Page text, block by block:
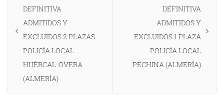
entradas
anterior:
DEFINITIVA
ADMITIDOS Y
EXCLUIDOS 2 PLAZAS
POLICÍA LOCAL
HUÉRCAL-OVERA
(ALMERÍA)
siguiente:
DEFINITIVA
ADMITIDOS Y
EXCLUIDOS 1 PLAZA
POLICÍA LOCAL
PECHINA (ALMERÍA)